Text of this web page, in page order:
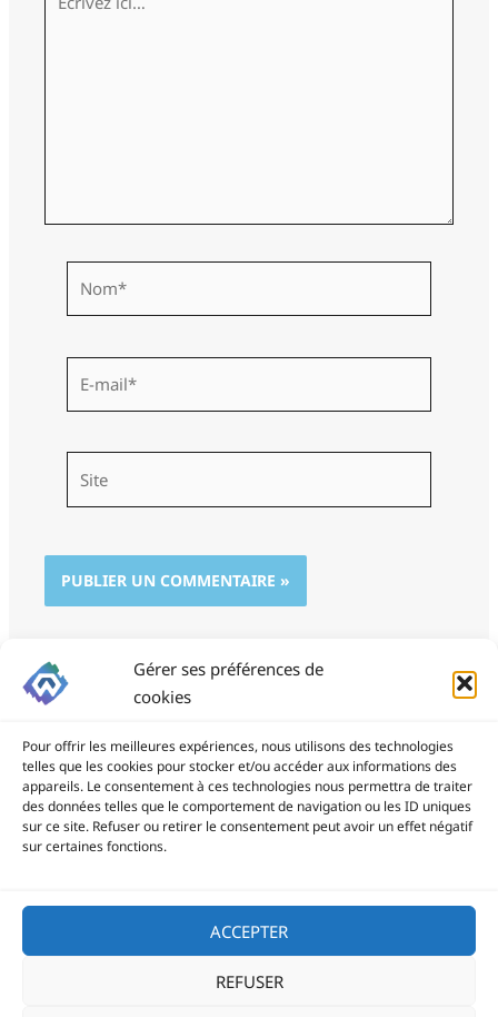
Gérer ses préférences de
cookies
Pour offrir les meilleures expériences, nous utilisons des technologies
telles que les cookies pour stocker et/ou accéder aux informations des
appareils. Le consentement à ces technologies nous permettra de traiter
des données telles que le comportement de navigation ou les ID uniques
sur ce site. Refuser ou retirer le consentement peut avoir un effet négatif
sur certaines fonctions.
ACCEPTER
REFUSER
ici…
mail*
ProSite - 06 85 94 34 21
prositegestion@gmail.com
Copyright © 2026